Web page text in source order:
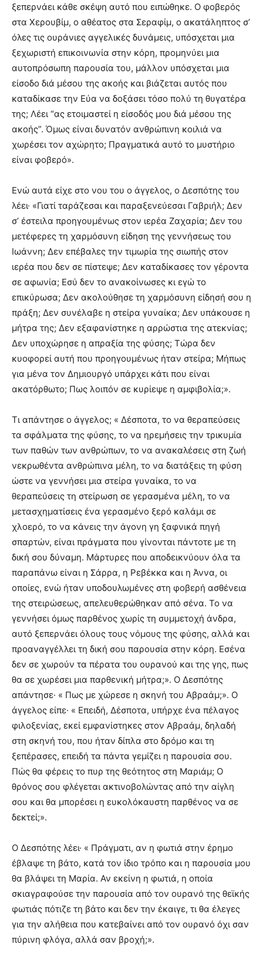
ξεπερνάει κάθε σκέψη αυτό που ειπώθηκε. Ο φοβερός
στα Χερουβίμ, ο αθέατος στα Σεραφίμ, ο ακατάληπτος σ’
όλες τις ουράνιες αγγελικές δυνάμεις, υπόσχεται μια
ξεχωριστή επικοινωνία στην κόρη, προμηνύει μια
αυτοπρόσωπη παρουσία του, μάλλον υπόσχεται μια
είσοδο διά μέσου της ακοής και βιάζεται αυτός που
καταδίκασε την Εύα να δοξάσει τόσο πολύ τη θυγατέρα
της; Λέει “ας ετοιμαστεί η είσοδός μου διά μέσου της
ακοής”. Όμως είναι δυνατόν ανθρώπινη κοιλιά να
χωρέσει τον αχώρητο; Πραγματικά αυτό το μυστήριο
είναι φοβερό».
Ενώ αυτά είχε στο νου του ο άγγελος, ο Δεσπότης του
λέει· «Γιατί ταράζεσαι και παραξενεύεσαι Γαβριήλ; Δεν
σ’ έστειλα προηγουμένως στον ιερέα Ζαχαρία; Δεν του
μετέφερες τη χαρμόσυνη είδηση της γεννήσεως του
Ιωάννη; Δεν επέβαλες την τιμωρία της σιωπής στον
ιερέα που δεν σε πίστεψε; Δεν καταδίκασες τον γέροντα
σε αφωνία; Εσύ δεν το ανακοίνωσες κι εγώ το
επικύρωσα; Δεν ακολούθησε τη χαρμόσυνη είδησή σου η
πράξη; Δεν συνέλαβε η στείρα γυναίκα; Δεν υπάκουσε η
μήτρα της; Δεν εξαφανίστηκε η αρρώστια της ατεκνίας;
Δεν υποχώρησε η απραξία της φύσης; Τώρα δεν
κυοφορεί αυτή που προηγουμένως ήταν στείρα; Μήπως
για μένα τον Δημιουργό υπάρχει κάτι που είναι
ακατόρθωτο; Πως λοιπόν σε κυρίεψε η αμφιβολία;».
Τι απάντησε ο άγγελος; « Δέσποτα, το να θεραπεύσεις
τα σφάλματα της φύσης, το να ηρεμήσεις την τρικυμία
των παθών των ανθρώπων, το να ανακαλέσεις στη ζωή
νεκρωθέντα ανθρώπινα μέλη, το να διατάξεις τη φύση
ώστε να γεννήσει μια στείρα γυναίκα, το να
θεραπεύσεις τη στείρωση σε γερασμένα μέλη, το να
μετασχηματίσεις ένα γερασμένο ξερό καλάμι σε
χλοερό, το να κάνεις την άγονη γη ξαφνικά πηγή
σπαρτών, είναι πράγματα που γίνονται πάντοτε με τη
δική σου δύναμη. Μάρτυρες που αποδεικνύουν όλα τα
παραπάνω είναι η Σάρρα, η Ρεβέκκα και η Άννα, οι
οποίες, ενώ ήταν υποδουλωμένες στη φοβερή ασθένεια
της στειρώσεως, απελευθερώθηκαν από σένα. Το να
γεννήσει όμως παρθένος χωρίς τη συμμετοχή άνδρα,
αυτό ξεπερνάει όλους τους νόμους της φύσης, αλλά και
προαναγγέλλει τη δική σου παρουσία στην κόρη. Εσένα
δεν σε χωρούν τα πέρατα του ουρανού και της γης, πως
θα σε χωρέσει μια παρθενική μήτρα;». Ο Δεσπότης
απάντησε· « Πως με χώρεσε η σκηνή του Αβραάμ;». Ο
άγγελος είπε· « Επειδή, Δέσποτα, υπήρχε ένα πέλαγος
φιλοξενίας, εκεί εμφανίστηκες στον Αβραάμ, δηλαδή
στη σκηνή του, που ήταν δίπλα στο δρόμο και τη
ξεπέρασες, επειδή τα πάντα γεμίζει η παρουσία σου.
Πώς θα φέρεις το πυρ της θεότητος στη Μαριάμ; Ο
θρόνος σου φλέγεται ακτινοβολώντας από την αίγλη
σου και θα μπορέσει η ευκολόκαυστη παρθένος να σε
δεκτεί;».
Ο Δεσπότης λέει· « Πράγματι, αν η φωτιά στην έρημο
έβλαψε τη βάτο, κατά τον ίδιο τρόπο και η παρουσία μου
θα βλάψει τη Μαρία. Αν εκείνη η φωτιά, η οποία
σκιαγραφούσε την παρουσία από τον ουρανό της θεϊκής
φωτιάς πότιζε τη βάτο και δεν την έκαιγε, τι θα έλεγες
για την αλήθεια που κατεβαίνει από τον ουρανό όχι σαν
πύρινη φλόγα, αλλά σαν βροχή;».